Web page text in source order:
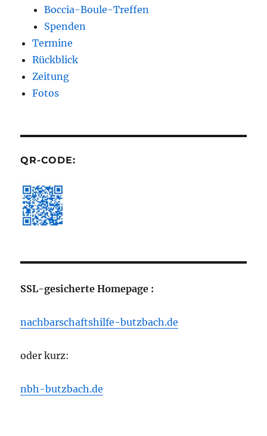
Boccia-Boule-Treffen
Spenden
Termine
Rückblick
Zeitung
Fotos
QR-CODE:
SSL-gesicherte Homepage :
nachbarschaftshilfe-butzbach.de
oder kurz:
nbh-butzbach.de